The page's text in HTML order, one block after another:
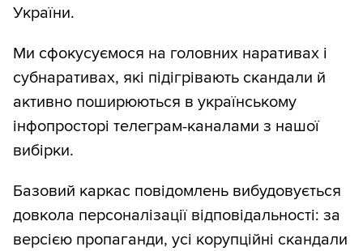
України.
Ми сфокусуємося на головних наративах і
субнаративах, які підігрівають скандали й
активно поширюються в українському
інфопросторі телеграм-каналами з нашої
вибірки.
Базовий каркас повідомлень вибудовується
довкола персоналізації відповідальності: за
версією пропаганди, усі корупційні скандали